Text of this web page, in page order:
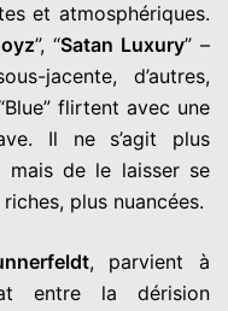
et atmosphériques.
”, “Satan Luxury” –
jacente, d’autres,
flirtent avec une
Il ne s’agit plus
mais de le laisser se
plus nuancées.
, parvient à
entre la dérision